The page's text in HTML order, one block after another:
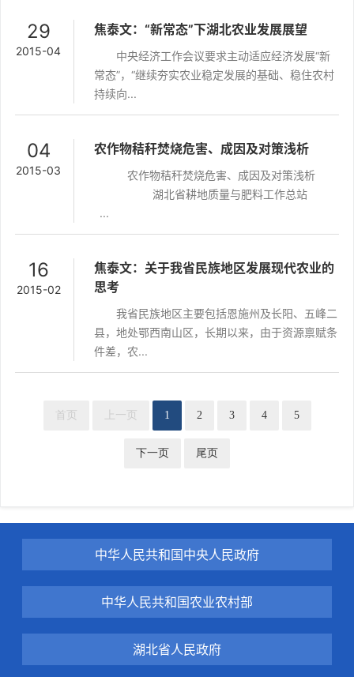
焦泰文：“新常态”下湖北农业发展展望
中央经济工作会议要求主动适应经济发展“新
常态”，“继续夯实农业稳定发展的基础、稳住农村
持续向...
29
2015-04
农作物秸秆焚烧危害、成因及对策浅析
农作物秸秆焚烧危害、成因及对策浅析
湖北省耕地质量与肥料工作总站
...
04
2015-03
焦泰文：关于我省民族地区发展现代农业的
思考
我省民族地区主要包括恩施州及长阳、五峰二
县，地处鄂西南山区，长期以来，由于资源禀赋条
件差，农...
16
2015-02
首页 上一页 1 2 3 4 5
下一页 尾页
中华人民共和国中央人民政府
中华人民共和国农业农村部
湖北省人民政府